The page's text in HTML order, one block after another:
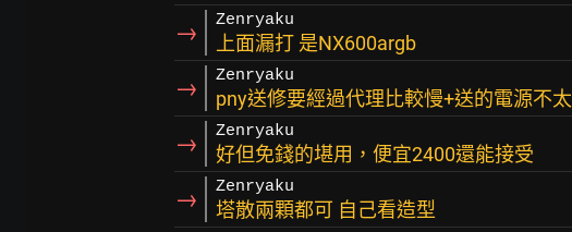
→ Zenryaku
上面漏打 是NX600argb
→ Zenryaku
pny送修要經過代理比較慢+送的電源不太
→ Zenryaku
好但免錢的堪用，便宜2400還能接受
→ Zenryaku
塔散兩顆都可 自己看造型